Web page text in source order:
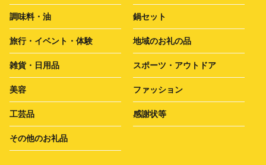
調味料・油 鍋セット
旅行・イベント・体験 地域のお礼の品
雑貨・日用品 スポーツ・アウトドア
美容 ファッション
工芸品 感謝状等
その他のお礼品